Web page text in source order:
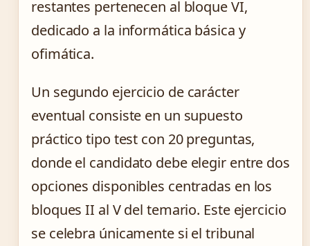
restantes pertenecen al bloque VI,
dedicado a la informática básica y
ofimática.
Un segundo ejercicio de carácter
eventual consiste en un supuesto
práctico tipo test con 20 preguntas,
donde el candidato debe elegir entre dos
opciones disponibles centradas en los
bloques II al V del temario. Este ejercicio
se celebra únicamente si el tribunal